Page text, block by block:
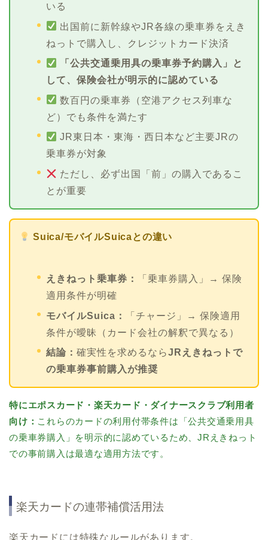
いる
出国前に新幹線やJR各線の乗車券をえき
ねっトで購入し、クレジットカード決済
「公共交通乗用具の乗車券予約購入」と
して、保険会社が明示的に認めている
数百円の乗車券（空港アクセス列車な
ど）でも条件を満たす
JR東日本・東海・西日本など主要JRの
乗車券が対象
ただし、必ず出国「前」の購入であるこ
とが重要
Suica/モバイルSuicaとの違い
えきねっト乗車券：
「乗車券購入」→ 保険
適用条件が明確
モバイルSuica：
「チャージ」→ 保険適用
条件が曖昧（カード会社の解釈で異なる）
結論： 確実性を求めるならJRえきねっトで
の乗車券事前購入が推奨
特にエポスカード・楽天カード・ダイナースクラブ利用者
向け： これらのカードの利用付帯条件は「公共交通乗用具
の乗車券購入」を明示的に認めているため、JRえきねっト
での事前購入は最適な適用方法です。
楽天カードの連帯補償活用法
楽天カードには特殊なルールがあります。